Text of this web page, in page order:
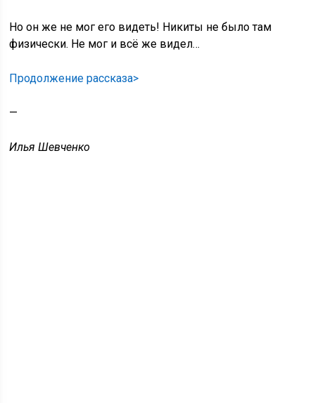
Но он же не мог его видеть! Никиты не было там
физически. Не мог и всё же видел…
Продолжение рассказа>
—
Илья Шевченко